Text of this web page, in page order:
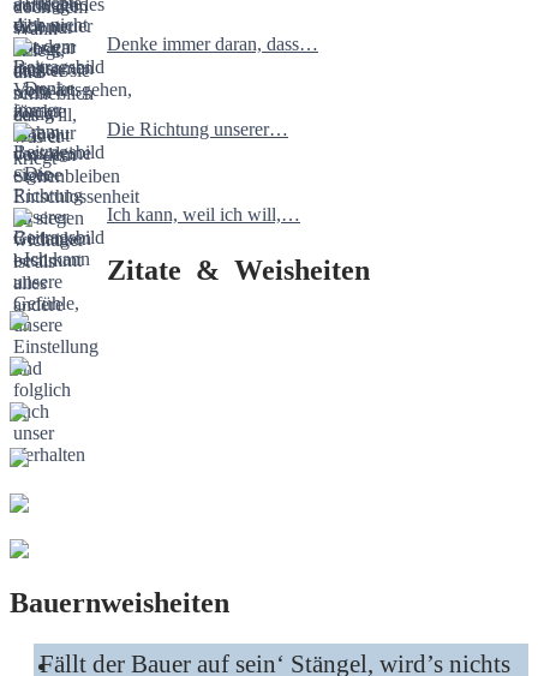
Denke immer daran, dass…
Die Richtung unserer…
Ich kann, weil ich will,…
Zitate & Weisheiten
Bauernweisheiten
Fällt der Bauer auf sein‘ Stängel, wird’s nichts